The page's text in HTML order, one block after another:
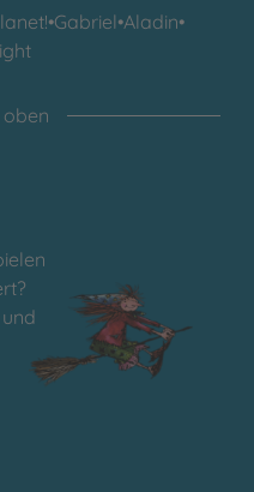
•Gabriel•Aladin•